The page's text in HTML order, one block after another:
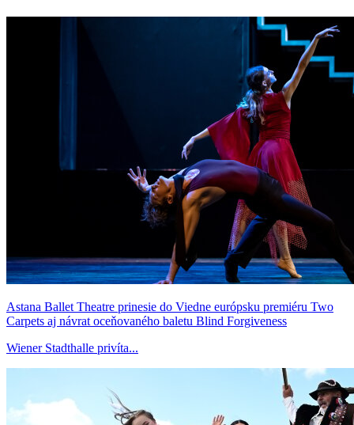
Astana Ballet Theatre prinesie do Viedne európsku premiéru Two
Carpets aj návrat oceňovaného baletu Blind Forgiveness
Wiener Stadthalle privíta...